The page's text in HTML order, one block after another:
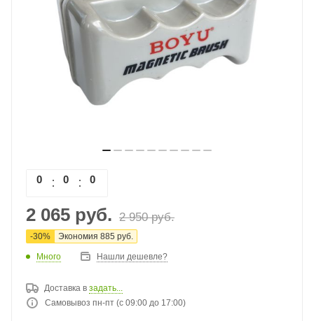
0 0 0
2 065 руб. 2 950руб.
-30% Экономия 885 руб.
Много Нашли дешевле?
Доставка в задать...
Самовывоз пн-пт (с 09:00 до 17:00)